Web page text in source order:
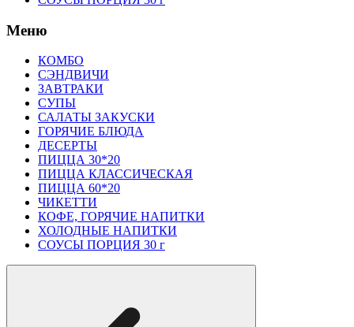
Меню
КОМБО
СЭНДВИЧИ
ЗАВТРАКИ
СУПЫ
САЛАТЫ ЗАКУСКИ
ГОРЯЧИЕ БЛЮДА
ДЕСЕРТЫ
ПИЦЦА 30*20
ПИЦЦА КЛАССИЧЕСКАЯ
ПИЦЦА 60*20
ЧИКЕТТИ
КОФЕ, ГОРЯЧИЕ НАПИТКИ
ХОЛОДНЫЕ НАПИТКИ
СОУСЫ ПОРЦИЯ 30 г